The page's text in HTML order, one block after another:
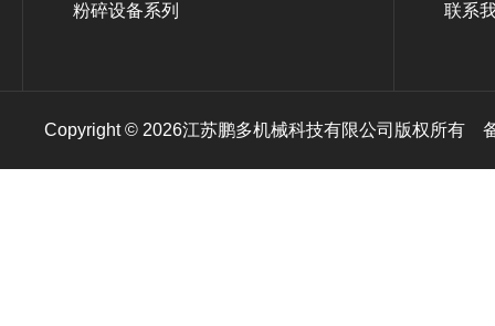
粉碎设备系列 联系
Copyright © 2026江苏鹏多机械科技有限公司版权所有